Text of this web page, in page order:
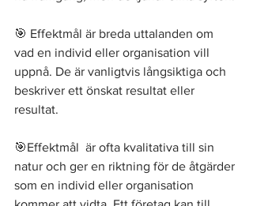
🎯 Effektmål är breda uttalanden om
vad en individ eller organisation vill
uppnå. De är vanligtvis långsiktiga och
beskriver ett önskat resultat eller
resultat.
🎯Effektmål  är ofta kvalitativa till sin
natur och ger en riktning för de åtgärder
som en individ eller organisation